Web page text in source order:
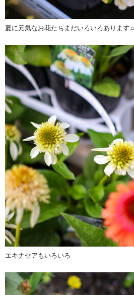
夏に元気なお花たちまだいろいろあります♫
エキナセアもいろいろ